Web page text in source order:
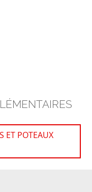
ET POTEAUX